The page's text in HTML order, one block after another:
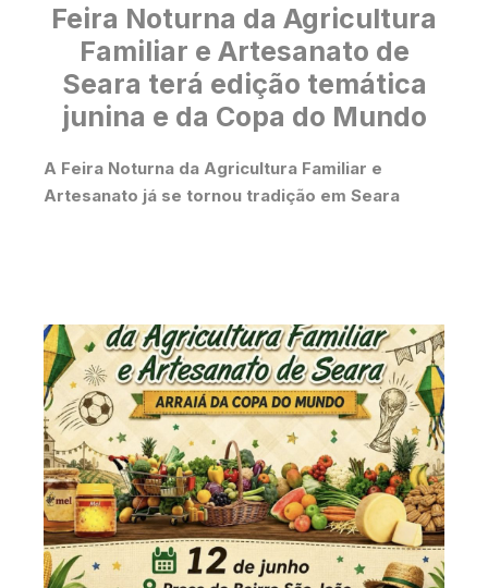
Feira Noturna da Agricultura
Familiar e Artesanato de
Seara terá edição temática
junina e da Copa do Mundo
A Feira Noturna da Agricultura Familiar e
Artesanato já se tornou tradição em Seara